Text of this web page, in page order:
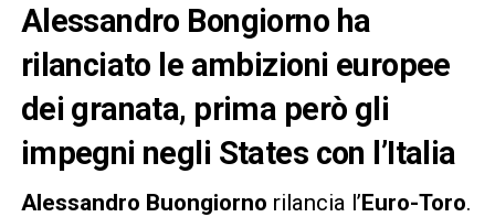
Alessandro Bongiorno ha
rilanciato le ambizioni europee
dei granata, prima però gli
impegni negli States con l’Italia
Alessandro Buongiorno rilancia l’Euro-Toro.